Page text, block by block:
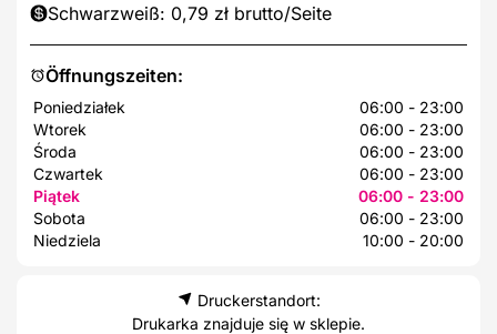
Öffnungszeiten:
Poniedziałek
06:00 - 23:00
Wtorek
06:00 - 23:00
Środa
06:00 - 23:00
Czwartek
06:00 - 23:00
Piątek
06:00 - 23:00
Sobota
06:00 - 23:00
Niedziela
10:00 - 20:00
Schwarzweiß: 0,79 zł brutto/Seite
Druckerstandort:
Drukarka znajduje się w sklepie.